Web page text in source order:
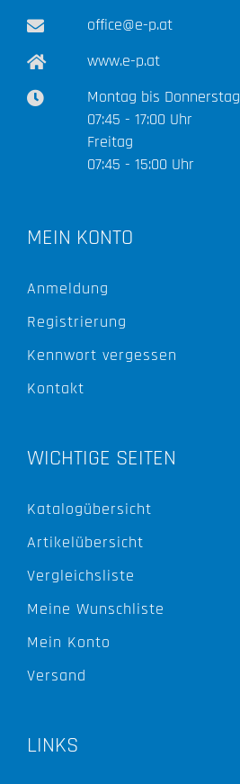
office@e-p.at
www.e-p.at
Montag bis Donnerstag
07:45 - 17:00 Uhr
Freitag
07:45 - 15:00 Uhr
MEIN KONTO
Anmeldung
Registrierung
Kennwort vergessen
Kontakt
WICHTIGE SEITEN
Katalogübersicht
Artikelübersicht
Vergleichsliste
Meine Wunschliste
Mein Konto
Versand
LINKS